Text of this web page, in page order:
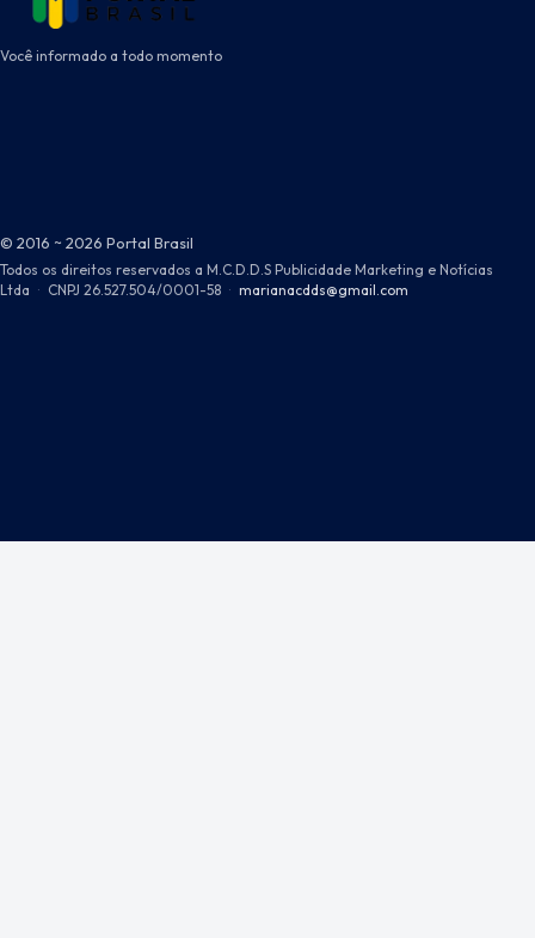
Você informado a todo momento
© 2016 ~ 2026 Portal Brasil
Todos os direitos reservados a M.C.D.D.S Publicidade Marketing e Notícias
Ltda · CNPJ 26.527.504/0001-58 · marianacdds@gmail.com